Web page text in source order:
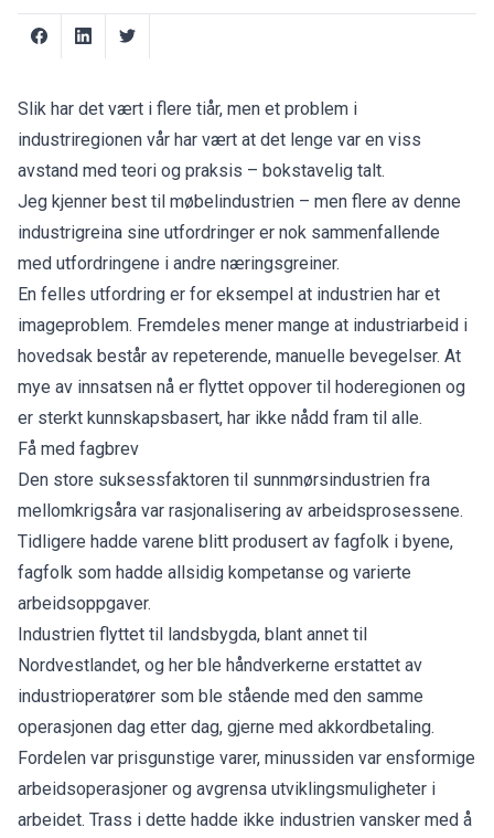
Slik har det vært i flere tiår, men et problem i
industriregionen vår har vært at det lenge var en viss
avstand med teori og praksis – bokstavelig talt.
Jeg kjenner best til møbelindustrien – men flere av denne
industrigreina sine utfordringer er nok sammenfallende
med utfordringene i andre næringsgreiner.
En felles utfordring er for eksempel at industrien har et
imageproblem. Fremdeles mener mange at industriarbeid i
hovedsak består av repeterende, manuelle bevegelser. At
mye av innsatsen nå er flyttet oppover til hoderegionen og
er sterkt kunnskapsbasert, har ikke nådd fram til alle.
Få med fagbrev
Den store suksessfaktoren til sunnmørsindustrien fra
mellomkrigsåra var rasjonalisering av arbeidsprosessene.
Tidligere hadde varene blitt produsert av fagfolk i byene,
fagfolk som hadde allsidig kompetanse og varierte
arbeidsoppgaver.
Industrien flyttet til landsbygda, blant annet til
Nordvestlandet, og her ble håndverkerne erstattet av
industrioperatører som ble stående med den samme
operasjonen dag etter dag, gjerne med akkordbetaling.
Fordelen var prisgunstige varer, minussiden var ensformige
arbeidsoperasjoner og avgrensa utviklingsmuligheter i
arbeidet. Trass i dette hadde ikke industrien vansker med å